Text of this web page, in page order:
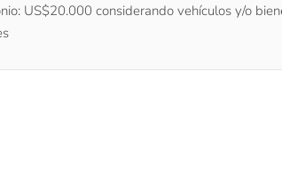
US$20.000 considerando vehículos y/o